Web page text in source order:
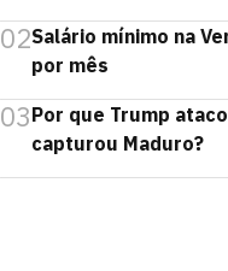
02Salário mínimo na
por mês
03Por que Trump
capturou Maduro?